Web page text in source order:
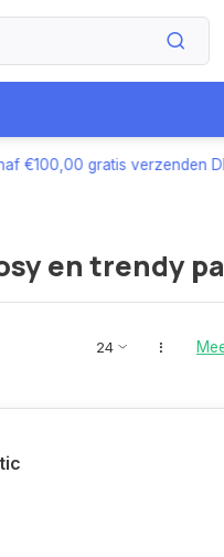
€100,00 gratis verzenden
en trendy